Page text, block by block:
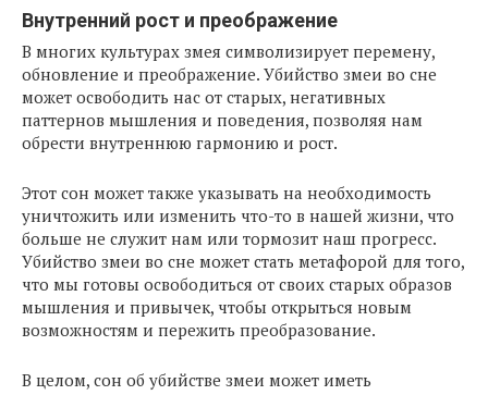
Внутренний рост и преображение
В многих культурах змея символизирует перемену,
обновление и преображение. Убийство змеи во сне
может освободить нас от старых, негативных
паттернов мышления и поведения, позволяя нам
обрести внутреннюю гармонию и рост.
Этот сон может также указывать на необходимость
уничтожить или изменить что-то в нашей жизни, что
больше не служит нам или тормозит наш прогресс.
Убийство змеи во сне может стать метафорой для того,
что мы готовы освободиться от своих старых образов
мышления и привычек, чтобы открыться новым
возможностям и пережить преобразование.
В целом, сон об убийстве змеи может иметь